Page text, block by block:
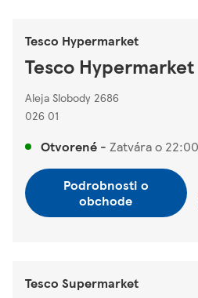
Tesco Hypermarket
Tesco
Aleja Slobody 2686
026 01
Otvorené - Zatvára o 22:00
Podrobnosti o
obchode
Tesco Supermarket